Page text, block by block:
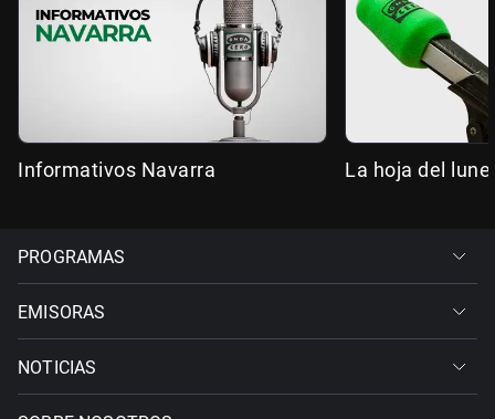
Informativos Navarra La hoja del
PROGRAMAS
EMISORAS
NOTICIAS